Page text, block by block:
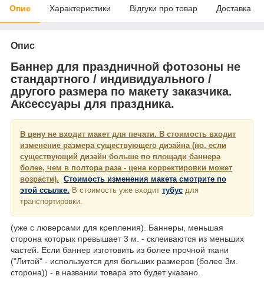
Опис Характеристики Відгуки про товар Доставка
Опис
Баннер для праздничной фотозоны не
стандартного / индивидуального /
другого размера по макету заказчика.
Аксессуары для праздника.
В цену не входит макет для печати. В стоимость входит
изменение размера существующего дизайна (но, если
существующий дизайн больше по площади баннера
более, чем в полтора раза - цена корректировки может
возрасти). Стоимость изменения макета смотрите по
этой ссылке. В стоимость уже входит тубус для
транспортировки.
(уже с люверсами для крепления). Баннеры, меньшая
сторона которых превышает 3 м. - склеиваются из меньших
частей. Если баннер изготовить из более прочной ткани
("Литой" - используется для больших размеров (более 3м.
сторона)) - в названии товара это будет указано.